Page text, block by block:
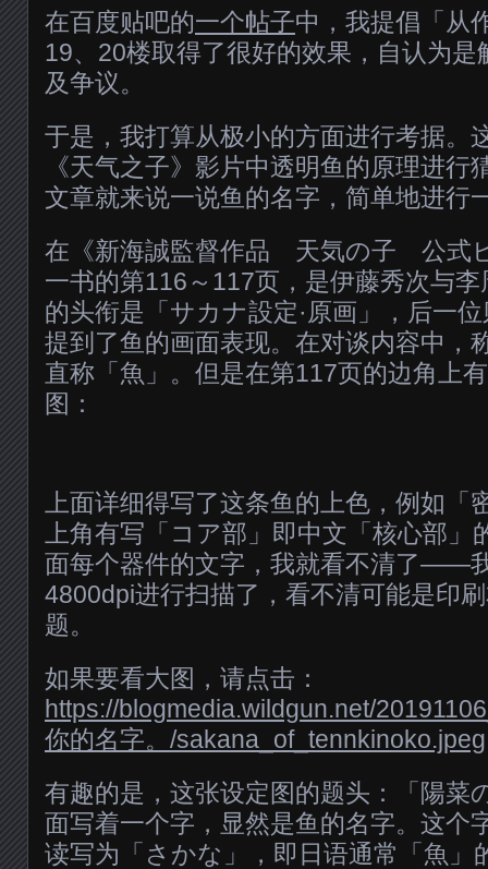
在百度贴吧的一个帖子中，我提倡「从
19、20楼取得了很好的效果，自认为
及争议。
于是，我打算从极小的方面进行考据。
《天气之子》影片中透明鱼的原理进行
文章就来说一说鱼的名字，简单地进行
在《新海誠監督作品 天気の子 公式
一书的第116～117页，是伊藤秀次与
的头衔是「サカナ設定·原画」，后一
提到了鱼的画面表现。在对谈内容中，
直称「魚」。但是在第117页的边角上
图：
上面详细得写了这条鱼的上色，例如「
上角有写「コア部」即中文「核心部」
面每个器件的文字，我就看不清了——
4800dpi进行扫描了，看不清可能是印
题。
如果要看大图，请点击：
https://blogmedia.wildgun.net/
你的名字。/sakana_of_tennkinoko.jpeg
有趣的是，这张设定图的题头：「陽菜
面写着一个字，显然是鱼的名字。这个
读写为「さかな」，即日语通常「魚」